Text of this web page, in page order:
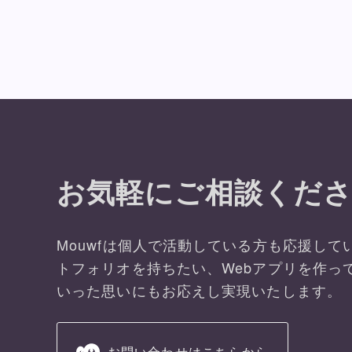
お気軽にご相談くだ
Mouwfは個人で活動している方も応援して
トフォリオを持ちたい、Webアプリを作っ
いった思いにもお応えし実現いたします。